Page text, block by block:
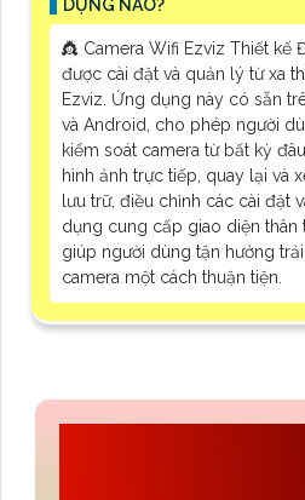
DỤNG NÀO?
👸 Camera Wifi Ezviz Thiết kế
được cài đặt và quản lý từ xa
Ezviz. Ứng dụng này có sẵn
và Android, cho phép người
kiểm soát camera từ bất kỳ
hình ảnh trực tiếp, quay lại và
lưu trữ, điều chỉnh các cài đặt
dụng cung cấp giao diện thân
giúp người dùng tận hưởng
camera một cách thuận tiện.